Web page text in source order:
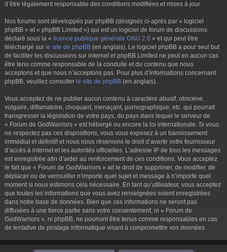
d’être légalement responsable des conditions modifiées et mises à jour.
Nos forums sont développés par phpBB (désignés ci-après par « logiciel
phpBB » et « phpBB Limited ») qui est un logiciel de forum de discussions
déclaré sous la « licence publique générale GNU 2.0 » et qui peut être
téléchargé sur le site de phpBB (en anglais). Le logiciel phpBB a pour seul but
de faciliter les discussions sur internet et phpBB Limited ne peut en aucun cas
être tenu comme responsable de la conduite et du contenu que nous
acceptons et que nous n’acceptons pas. Pour plus d’informations concernant
phpBB, veuillez consulter le site de phpBB (en anglais).
Vous acceptez de ne publier aucun contenu à caractère abusif, obscène,
vulgaire, diffamatoire, choquant, menaçant, pornographique, etc. qui pourrait
transgresser la législation de votre pays, du pays dans lequel le serveur de
« Forum de GodWarriors » est hébergé ou encore la loi internationale. Si vous
ne respectez pas ces dispositions, vous vous exposez à un bannissement
immédiat et définitif et nous nous réservons le droit d’avertir votre fournisseur
d’accès à internet et les autorités officielles. L’adresse IP de tous les messages
est enregistrée afin d’aider au renforcement de ces conditions. Vous acceptez
le fait que « Forum de GodWarriors » ait le droit de supprimer, de modifier, de
déplacer ou de verrouiller n’importe quel sujet et message à n’importe quel
moment si nous estimons cela nécessaire. En tant qu’utilisateur, vous acceptez
que toutes les informations que vous avez renseignées soient enregistrées
dans notre base de données. Bien que ces informations ne seront pas
diffusées à une tierce partie sans votre consentement, ni « Forum de
GodWarriors », ni phpBB, ne pourront être tenus comme responsables en cas
de tentative de piratage informatique visant à compromettre vos données.